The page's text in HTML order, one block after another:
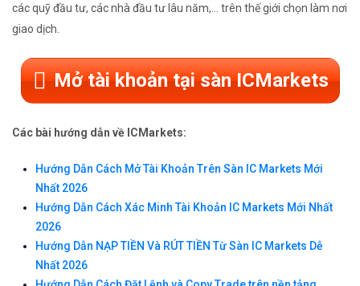
các quỹ đầu tư, các nhà đầu tư lâu năm,... trên thế giới chọn làm nơi
giao dịch.
Mở tài khoản tại sàn ICMarkets
Các bài hướng dẫn về ICMarkets:
Hướng Dẫn Cách Mở Tài Khoản Trên Sàn IC Markets Mới
Nhất 2026
Hướng Dẫn Cách Xác Minh Tài Khoản IC Markets Mới Nhất
2026
Hướng Dẫn NẠP TIỀN Và RÚT TIỀN Từ Sàn IC Markets Dễ
Nhất 2026